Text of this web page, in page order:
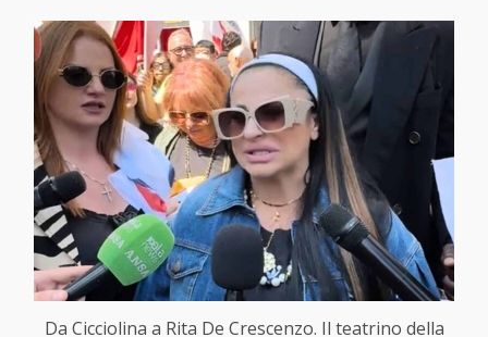
Da Cicciolina a Rita De Crescenzo. Il teatrino della